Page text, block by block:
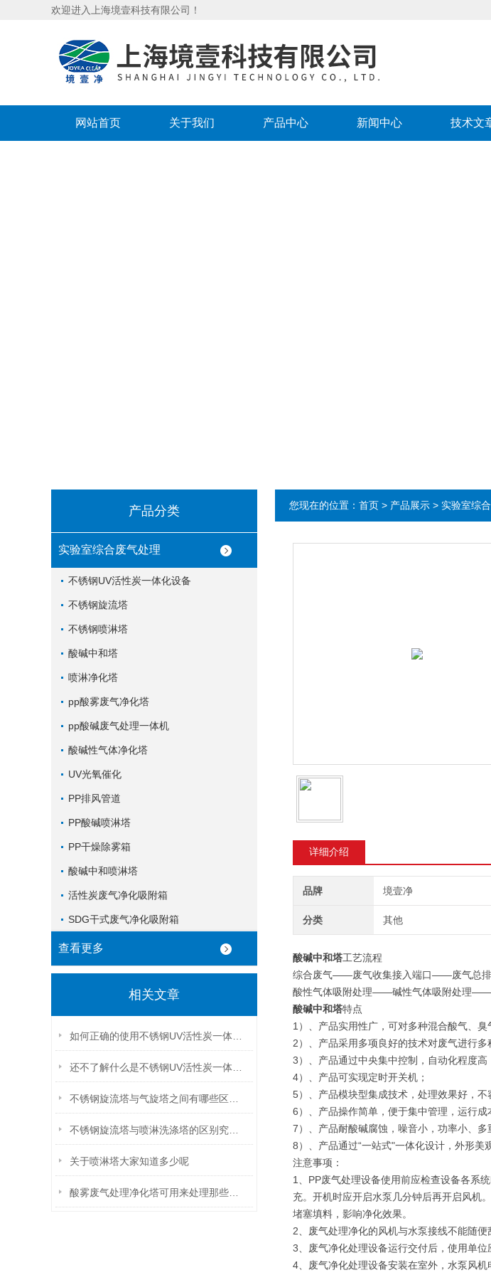
欢迎进入上海境壹科技有限公司！
网站首页 关于我们 产品中心 新闻中心 技术文
产品分类
实验室综合废气处理
不锈钢UV活性炭一体化设备
不锈钢旋流塔
不锈钢喷淋塔
酸碱中和塔
喷淋净化塔
pp酸雾废气净化塔
pp酸碱废气处理一体机
酸碱性气体净化塔
UV光氧催化
PP排风管道
PP酸碱喷淋塔
PP干燥除雾箱
酸碱中和喷淋塔
活性炭废气净化吸附箱
SDG干式废气净化吸附箱
查看更多
相关文章
关于喷淋塔大家知道多少呢
您现在的位置： 首页 > 产品展示 > 实验室综
详细介绍
品牌 境壹净
分类 其他
酸碱中和塔工艺流程
综合废气——废气收集接入端口——废气总
酸性气体吸附处理——碱性气体吸附处理
酸碱中和塔特点
1）、产品实用性广，可对多种混合酸气、臭
2）、产品采用多项良好的技术对废气进行多
3）、产品通过中央集中控制，自动化程度高
4）、产品可实现定时开关机；
5）、产品模块型集成技术，处理效果好，不
6）、产品操作简单，便于集中管理，运行成
7）、产品耐酸碱腐蚀，噪音小，功率小、多
8）、产品通过“一站式"一体化设计，外形美
注意事项：
1、PP废气处理设备使用前应检查设备各系
充。开机时应开启水泵几分钟后再开启风机
堵塞填料，影响净化效果。
2、废气处理净化的风机与水泵接线不能随
3、废气净化处理设备运行交付后，使用单
4、废气净化处理设备安装在室外，水泵风